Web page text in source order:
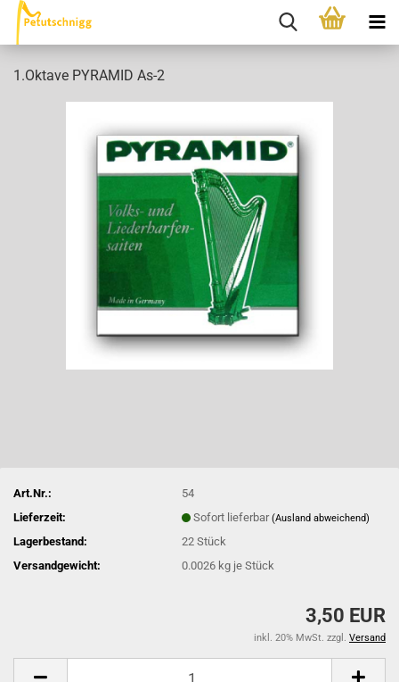
1.Oktave PYRAMID As-2
Art.Nr.:
54
Lieferzeit:
Sofort lieferbar(Ausland abweichend)
Lagerbestand: 22Stück
Versandgewicht:
0.0026 kg je Stück
3,50 EUR
inkl. 20% MwSt. zzgl. Versand